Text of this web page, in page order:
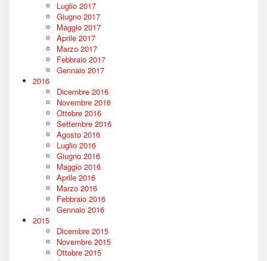
Luglio 2017
Giugno 2017
Maggio 2017
Aprile 2017
Marzo 2017
Febbraio 2017
Gennaio 2017
2016
Dicembre 2016
Novembre 2016
Ottobre 2016
Settembre 2016
Agosto 2016
Luglio 2016
Giugno 2016
Maggio 2016
Aprile 2016
Marzo 2016
Febbraio 2016
Gennaio 2016
2015
Dicembre 2015
Novembre 2015
Ottobre 2015